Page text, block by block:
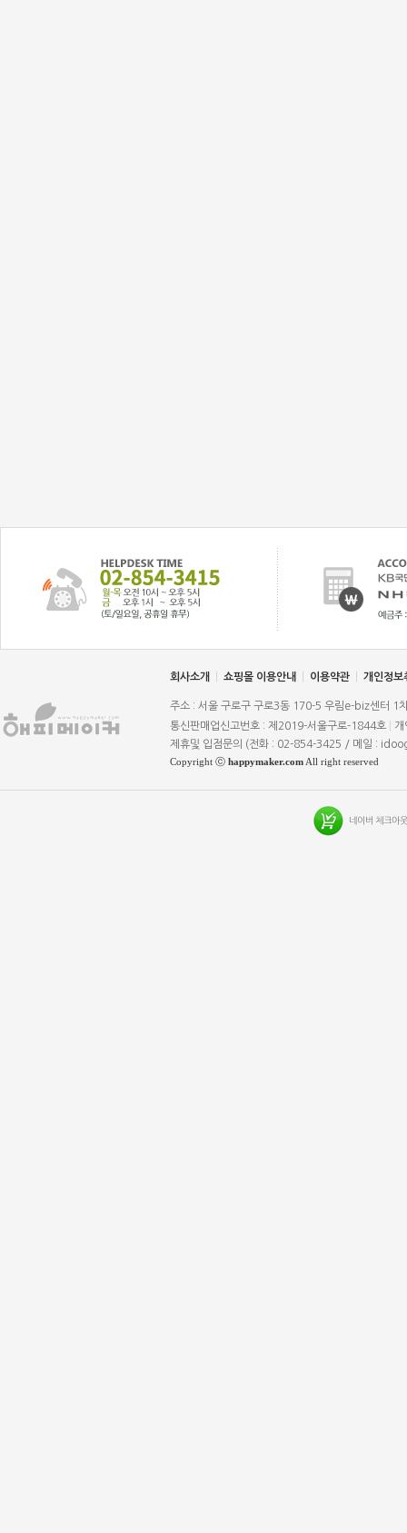
회사소개 쇼핑몰 이용안내 이용약관 개인정보
주소 : 서울 구로구 구로3동 170-5 우림e-biz센터 1
통신판매업신고번호 : 제2019-서울구로-1844호
개
제휴및 입점문의 (전화 : 02-854-3425 / 메일 :
Copyright ⓒ happymaker.com All right reserved